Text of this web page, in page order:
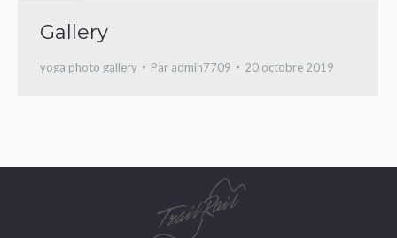
Gallery
yoga photo gallery Par admin7709 20 octobre 2019